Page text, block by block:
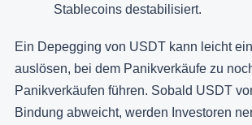
Stablecoins destabilisiert​.
Ein Depegging von USDT kann leicht
auslösen, bei dem Panikverkäufe zu
Panikverkäufen führen. Sobald USDT
Bindung abweicht, werden Investoren